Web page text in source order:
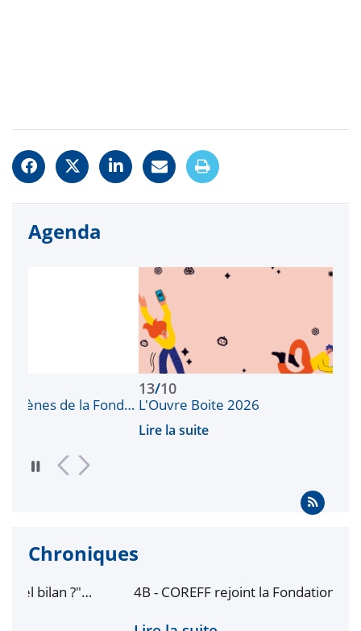
Agenda
L'Ouvre Boite 2026
Chroniques
4B - COREFF rejoint la Fondation UBS en tant